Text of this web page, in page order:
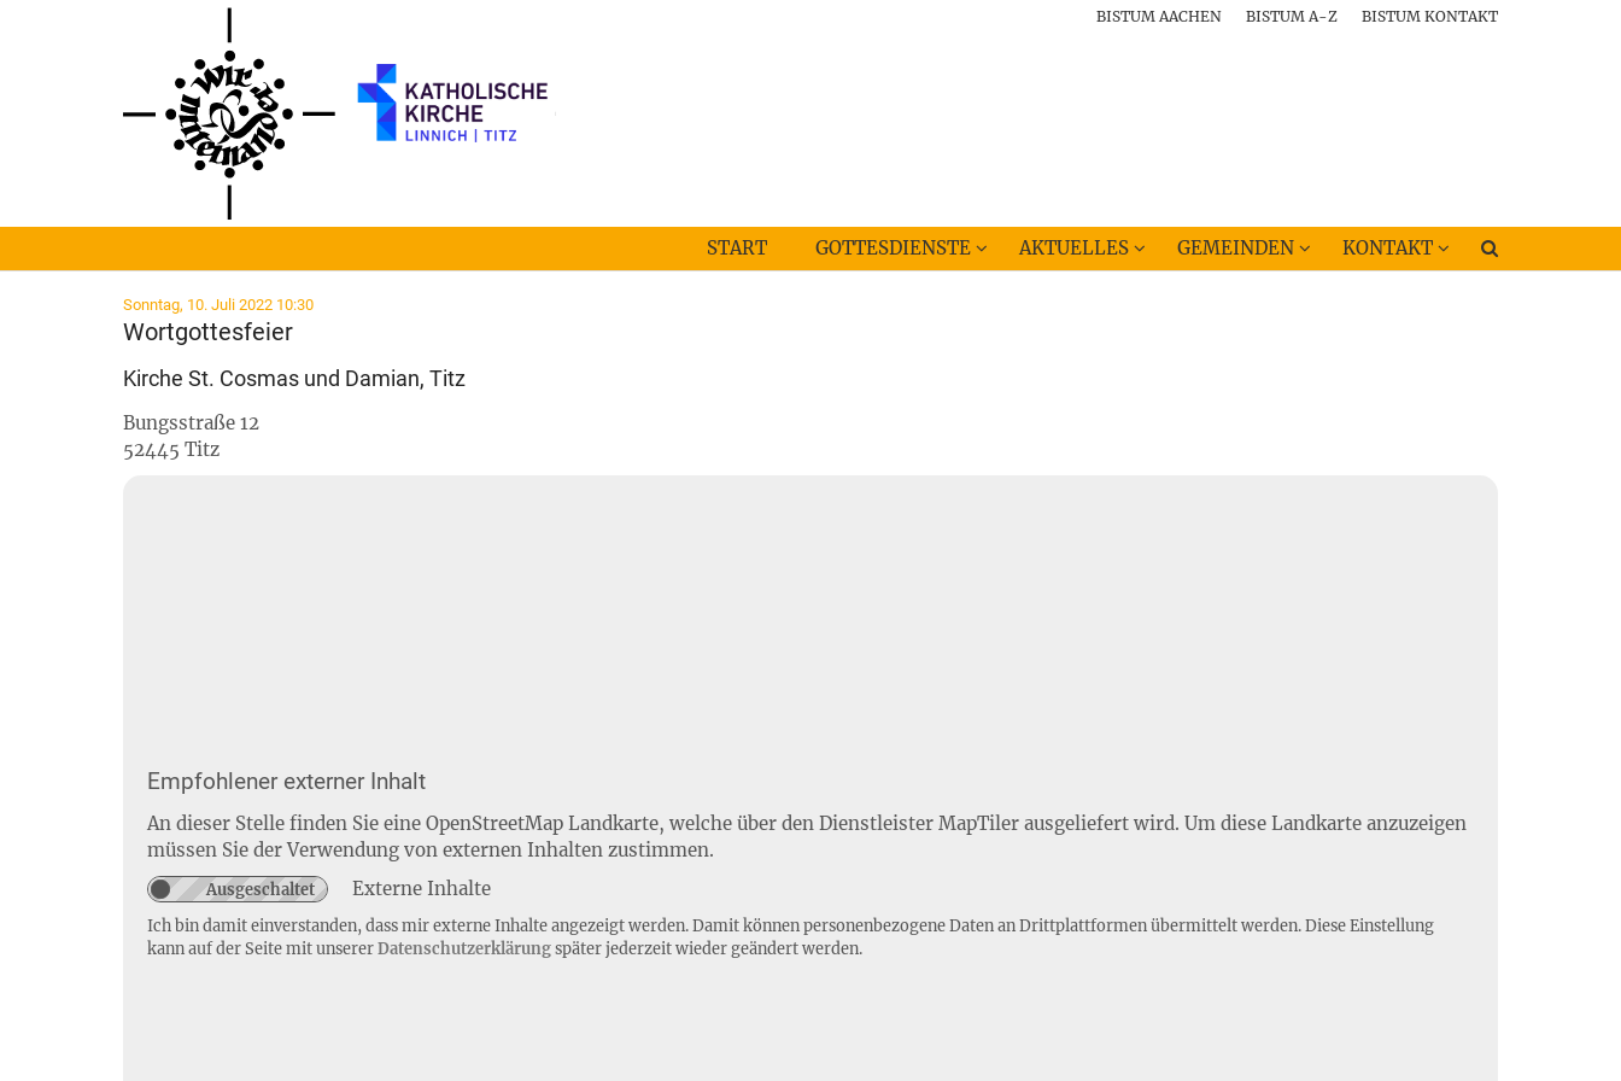
BISTUM AACHEN BISTUM A-Z BISTUM KONTAKT
START GOTTESDIENSTE AKTUELLES GEMEINDEN KONTAKT
Sonntag, 10. Juli 2022 10:30:
Wortgottesfeier
Kirche St. Cosmas und Damian, Titz
Bungsstraße 12
52445 Titz
Empfohlener externer Inhalt
An dieser Stelle finden Sie eine OpenStreetMap Landkarte, welche über den Dienstleister MapTiler ausgeliefert wird. Um diese Landkarte anzuzeigen
müssen Sie der Verwendung von externen Inhalten zustimmen.
Externe Inhalte
Ich bin damit einverstanden, dass mir externe Inhalte angezeigt werden. Damit können personenbezogene Daten an Drittplattformen übermittelt werden. Diese Einstellung
kann auf der Seite mit unsererDatenschutzerklärungspäter jederzeit wieder geändert werden.